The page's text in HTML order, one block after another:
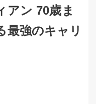
アン 70歳ま
最強のキャリ